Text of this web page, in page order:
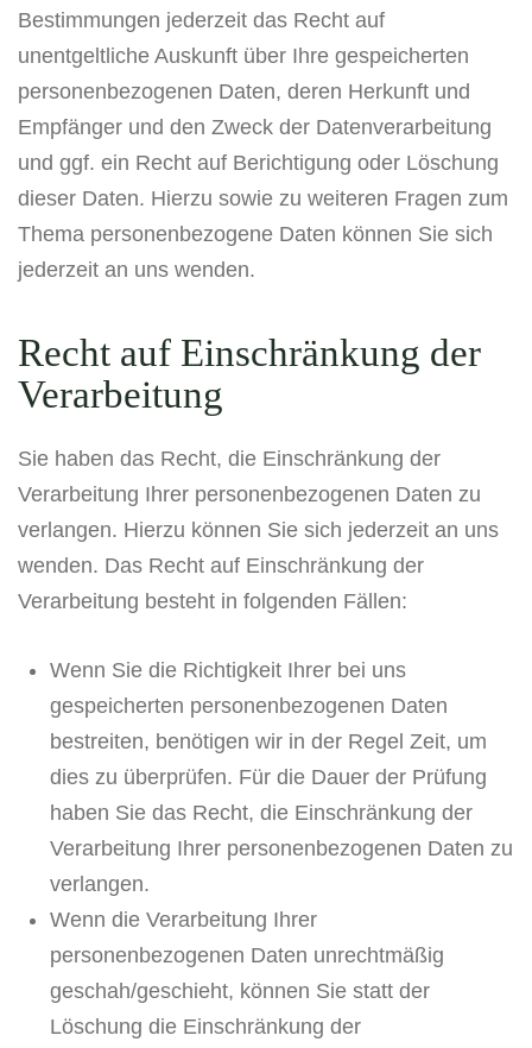
Bestimmungen jederzeit das Recht auf
unentgeltliche Auskunft über Ihre gespeicherten
personenbezogenen Daten, deren Herkunft und
Empfänger und den Zweck der Datenverarbeitung
und ggf. ein Recht auf Berichtigung oder Löschung
dieser Daten. Hierzu sowie zu weiteren Fragen zum
Thema personenbezogene Daten können Sie sich
jederzeit an uns wenden.
Recht auf Einschränkung der
Verarbeitung
Sie haben das Recht, die Einschränkung der
Verarbeitung Ihrer personenbezogenen Daten zu
verlangen. Hierzu können Sie sich jederzeit an uns
wenden. Das Recht auf Einschränkung der
Verarbeitung besteht in folgenden Fällen:
Wenn Sie die Richtigkeit Ihrer bei uns
gespeicherten personenbezogenen Daten
bestreiten, benötigen wir in der Regel Zeit, um
dies zu überprüfen. Für die Dauer der Prüfung
haben Sie das Recht, die Einschränkung der
Verarbeitung Ihrer personenbezogenen Daten zu
verlangen.
Wenn die Verarbeitung Ihrer
personenbezogenen Daten unrechtmäßig
geschah/geschieht, können Sie statt der
Löschung die Einschränkung der